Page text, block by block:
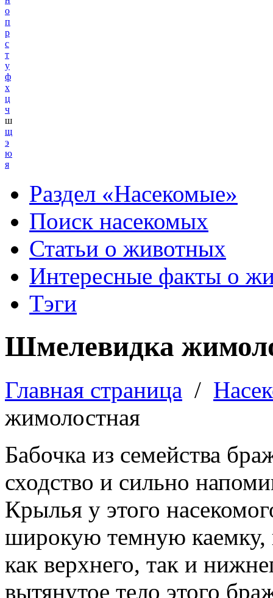
о
п
р
с
т
у
ф
х
ц
ч
ш
щ
э
ю
я
Раздел «Насекомые»
Поиск насекомых
Статьи о животных
Интересные факты о
Тэги
Шмелевидка
Главная страница /
жимолостная
Бабочка из семейства
сходство и сильно
Крылья у этого
широкую темную
как верхнего, так и
вытянутое тело этого